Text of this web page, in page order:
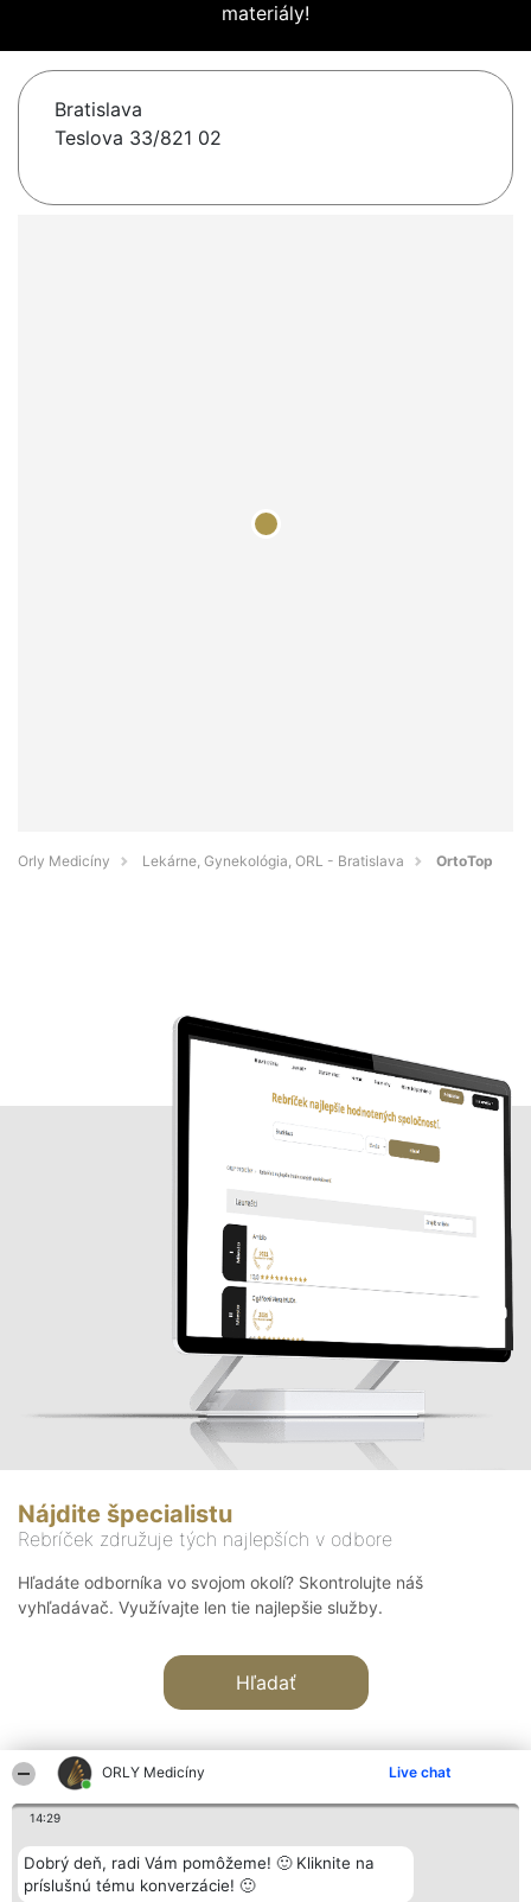
ORLY Medicíny Live chat
14:29
Dobrý deň, radi Vám pomôžeme! 🙂 Kliknite na
príslušnú tému konverzácie! 🙂
materiály!
Bratislava
Teslova 33/821 02
Orly Medicíny Lekárne, Gynekológia, ORL - Bratislava OrtoTop
Nájdite špecialistu
Rebríček združuje tých najlepších v odbore
Hľadáte odborníka vo svojom okolí? Skontrolujte náš
vyhľadávač. Využívajte len tie najlepšie služby.
Hľadať
Organizátor hodnotenia
Bright Side Solutions sp. z o.
o. sp. k.
Hodnotenie
Laureáti
Lista
Kontakt
Kontakt